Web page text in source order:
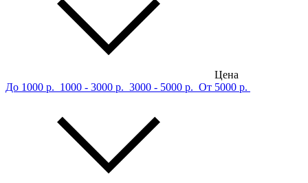
Цена
До 1000 р. 1000 - 3000 р. 3000 - 5000 р. От 5000 р.